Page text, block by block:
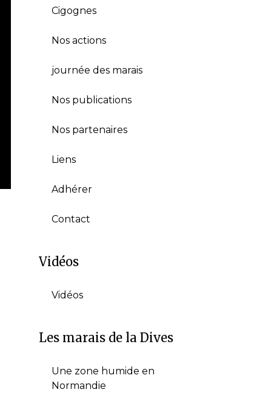
Cigognes
Nos actions
journée des marais
Nos publications
Nos partenaires
Liens
Adhérer
Contact
Vidéos
Vidéos
Les marais de la Dives
Une zone humide en
Normandie